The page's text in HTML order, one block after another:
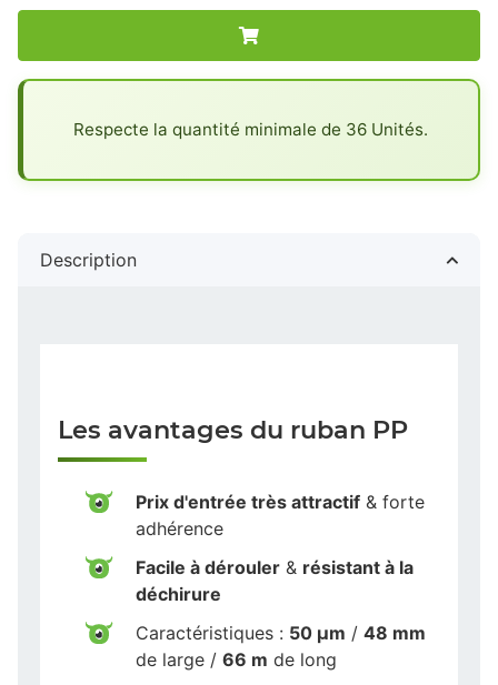
Respecte la quantité minimale de 36 Unités.
Description
Les avantages du ruban PP
Prix d'entrée très attractif & forte
adhérence
Facile à dérouler & résistant à la
déchirure
Caractéristiques : 50 µm / 48 mm
de large / 66 m de long